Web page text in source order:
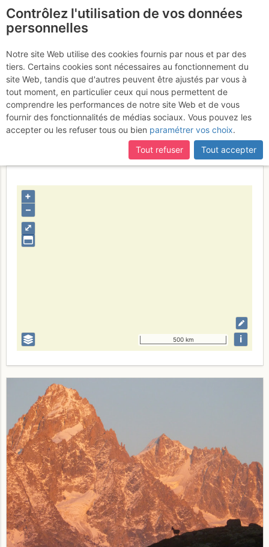
Bouqutin devant le
chardonnet
Contributeur
loics73
Type d'image (licence)
collaboratif (CC by-sa)
1349782843_192947248.jpg
⤢
+
–
500 km i
Contrôlez l'utilisation de vos données
personnelles
Notre site Web utilise des cookies fournis par nous et par des
tiers. Certains cookies sont nécessaires au fonctionnement du
site Web, tandis que d'autres peuvent être ajustés par vous à
tout moment, en particulier ceux qui nous permettent de
comprendre les performances de notre site Web et de vous
fournir des fonctionnalités de médias sociaux. Vous pouvez les
accepter ou les refuser tous ou bien paramétrer vos choix.
Tout refuser
Tout accepter